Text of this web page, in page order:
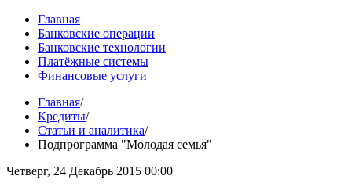
Главная
Банковские операции
Банковские технологии
Платёжные системы
Финансовые услуги
Главная/
Кредиты/
Статьи и аналитика/
Подпрограмма "Молодая семья"
Четверг, 24 Декабрь 2015 00:00